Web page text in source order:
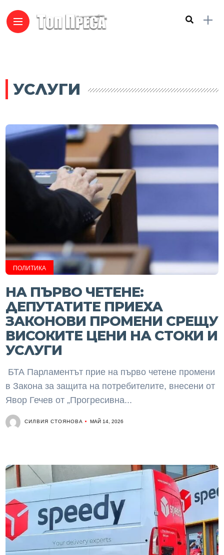
УСЛУГИ
ПОЛИТИКА
НА ПЪРВО ЧЕТЕНЕ:
ДЕПУТАТИТЕ ПРИЕХА
ЗАКОНОВИ ПРОМЕНИ СРЕЩУ
ВИСОКИТЕ ЦЕНИ НА СТОКИ И
УСЛУГИ
БТА Парламентът прие на първо четене промени
в Закона за защита на потребителите, внесени от
Явор Гечев от „Прогресивна...
СИЛВИЯ СТОЯНОВА МАЙ 14, 2026